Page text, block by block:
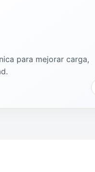
para mejorar carga,